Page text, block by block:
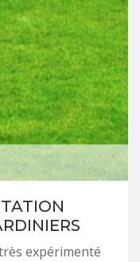
expérimenté